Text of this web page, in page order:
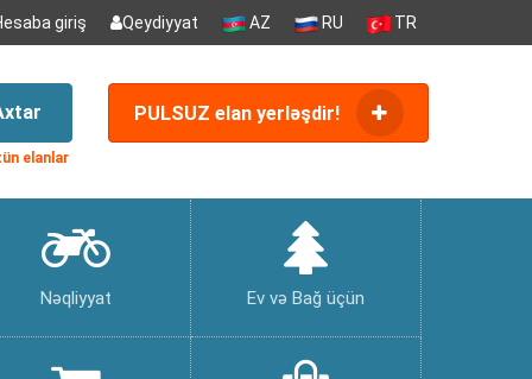
giriş Qeydiyyat AZ RU TR
elanlar
PULSUZ elan yerləşdir!
Nəqliyyat Ev və Bağ üçün